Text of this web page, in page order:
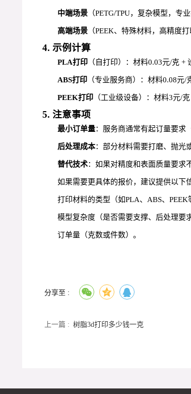
中端场景 （PETG/TPU，复杂模型，专
高端场景 （PEEK、特殊材料，高精度
4. 示例计算
PLA打印 （自打印）：材料0.03元/克 +
ABS打印 （专业服务商）：材料0.08元/
PEEK打印 （工业级设备）：材料3元/
5. 注意事项
最小订单量：服务商通常有起订量要求
后处理成本：部分材料需要打磨、抛光
替代技术：如果对精度和表面质量要求
如果需要更具体的报价，建议提供以下
打印材料的类型（如PLA、ABS、PEEK
模型复杂度（是否需要支撑、后处理要
订单量（克数或件数）。
分享至 :
上一篇 : 树脂3d打印多少钱一克